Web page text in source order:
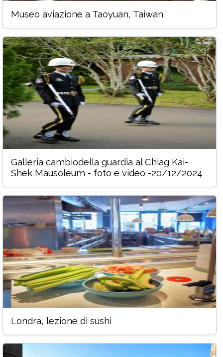
Museo aviazione a Taoyuan, Taiwan
Galleria cambiodella guardia al Chiag Kai-
Shek Mausoleum - foto e video -20/12/2024
Londra, lezione di sushi